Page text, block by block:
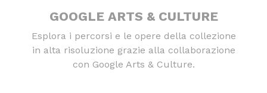
GOOGLE ARTS & CULTURE
Esplora i percorsi e le opere della collezione
in alta risoluzione grazie alla collaborazione
con Google Arts & Culture.